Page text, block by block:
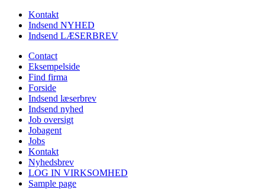
Kontakt
Indsend NYHED
Indsend LÆSERBREV
Contact
Eksempelside
Find firma
Forside
Indsend læserbrev
Indsend nyhed
Job oversigt
Jobagent
Jobs
Kontakt
Nyhedsbrev
LOG IN VIRKSOMHED
Sample page